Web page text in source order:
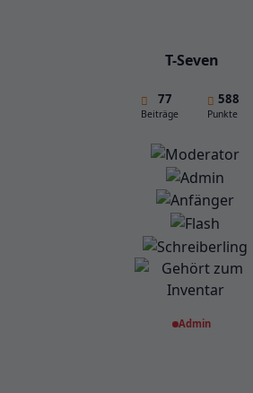
T-Seven
77
Beiträge
588
Punkte
Admin